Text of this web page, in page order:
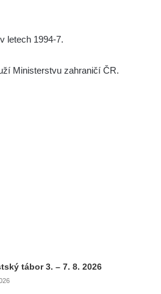
letech 1994-7.
Ministerstvu zahraničí ČR.
tábor 3. – 7. 8. 2026